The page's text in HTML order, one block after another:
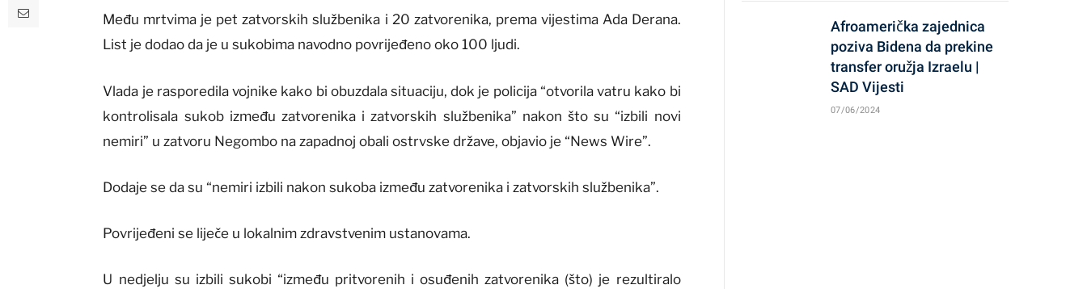
Među mrtvima je pet zatvorskih službenika i 20 zatvorenika, prema vijestima Ada Derana.
List je dodao da je u sukobima navodno povrijeđeno oko 100 ljudi.
Vlada je rasporedila vojnike kako bi obuzdala situaciju, dok je policija “otvorila vatru kako bi
kontrolisala sukob između zatvorenika i zatvorskih službenika” nakon što su “izbili novi
nemiri” u zatvoru Negombo na zapadnoj obali ostrvske države, objavio je “News Wire”.
Dodaje se da su “nemiri izbili nakon sukoba između zatvorenika i zatvorskih službenika”.
Povrijeđeni se liječe u lokalnim zdravstvenim ustanovama.
U nedjelju su izbili sukobi “između pritvorenih i osuđenih zatvorenika (što) je rezultiralo
Afroamerička zajednica
poziva Bidena da prekine
transfer oružja Izraelu |
SAD Vijesti
07/06/2024